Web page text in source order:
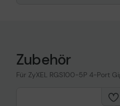
Zubehör
Für ZyXEL RGS100-5P 4-Port